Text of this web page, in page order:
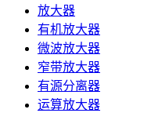
放大器
有机放大器
微波放大器
窄带放大器
有源分离器
运算放大器